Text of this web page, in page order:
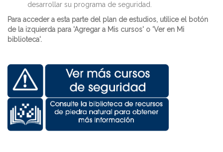
desarrollar su programa de seguridad.
Para acceder a esta parte del plan de estudios, utilice el botón
de la izquierda para 'Agregar a Mis cursos' o 'Ver en Mi
biblioteca'.